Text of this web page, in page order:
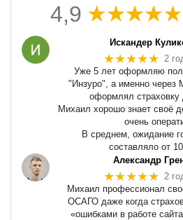
4,9
Искандер
★★★★★ 2
Уже 5 лет оформляю
"Инзуро", а именно через
оформлял страховку
Михаил хорошо знает своё
очень
В среднем, ожидание
составляло от 10
Александр
★★★★★ 2
Михаил профессионал
ОСАГО даже когда
«ошибками в работе